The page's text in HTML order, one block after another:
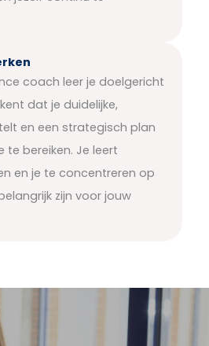
coach leer je doelgericht
dat je duidelijke,
en een strategisch plan
te bereiken. Je leert
en je te concentreren op
zijn voor jouw